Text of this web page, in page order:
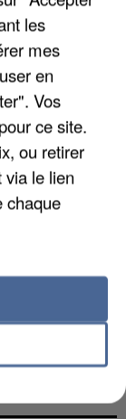
DE LA DZ
les
mes
en
Vos
ce site.
ou retirer
le lien
chaque